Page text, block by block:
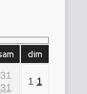
dim
31
31
1 1